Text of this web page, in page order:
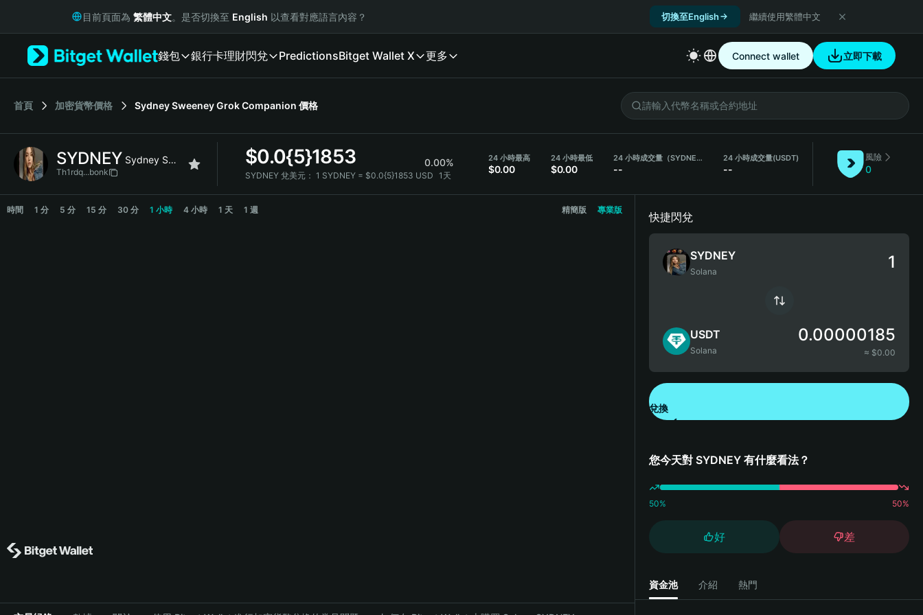
Русский
Italiano
简体中文
繁體中文
Bahasa Indonesia
目前頁面為 繁體中文。是否切換至 English 以查看對應語言內容？ 切換至English 繼續使用繁體中文
錢包 銀行卡理財閃兌 PredictionsBitget Wallet X 更多 Connect wallet 立即下載
首頁 加密貨幣價格 Sydney Sweeney Grok Companion 價格
SYDNEY Sydney Sweeney Grok Companion
Th1rdq...bonk
$0.0{5}1853 0.00%
SYDNEY 兌美元： 1 SYDNEY = $0.0{5}1853 USD 1天
24 小時最高
$0.00
24 小時最低
$0.00
24 小時成交量（SYDNEY）
--
24 小時成交量(USDT)
--
風險
0
SYDNEY Price Chart
時間 1 分 5 分 15 分 30 分 1 小時 4 小時 1 天 1 週 精簡版 專業版
快捷閃兌
SYDNEY
Solana
USDT
Solana
0.00000185
≈ $0.00
兌換
您今天對 SYDNEY 有什麼看法？
50% 50%
好 差
資金池 介紹 熱門